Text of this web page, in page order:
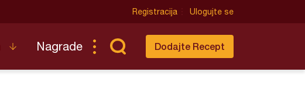
Registracija Ulogujte se
Nagrade Dodajte Recept